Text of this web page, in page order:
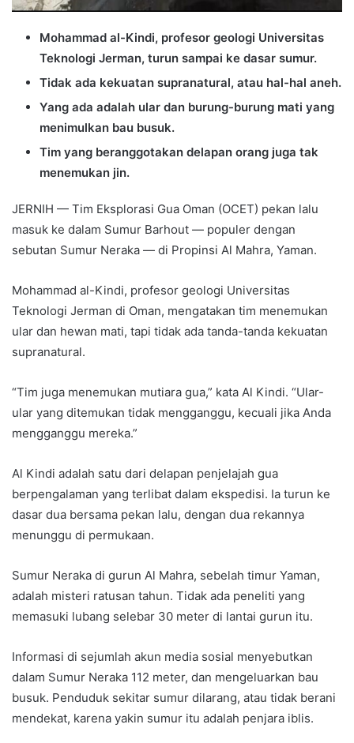
Mohammad al-Kindi, profesor geologi Universitas
Teknologi Jerman, turun sampai ke dasar sumur.
Tidak ada kekuatan supranatural, atau hal-hal aneh.
Yang ada adalah ular dan burung-burung mati yang
menimulkan bau busuk.
Tim yang beranggotakan delapan orang juga tak
menemukan jin.
JERNIH — Tim Eksplorasi Gua Oman (OCET) pekan lalu
masuk ke dalam Sumur Barhout — populer dengan
sebutan Sumur Neraka — di Propinsi Al Mahra, Yaman.
Mohammad al-Kindi, profesor geologi Universitas
Teknologi Jerman di Oman, mengatakan tim menemukan
ular dan hewan mati, tapi tidak ada tanda-tanda kekuatan
supranatural.
“Tim juga menemukan mutiara gua,” kata Al Kindi. “Ular-
ular yang ditemukan tidak mengganggu, kecuali jika Anda
mengganggu mereka.”
Al Kindi adalah satu dari delapan penjelajah gua
berpengalaman yang terlibat dalam ekspedisi. Ia turun ke
dasar dua bersama pekan lalu, dengan dua rekannya
menunggu di permukaan.
Sumur Neraka di gurun Al Mahra, sebelah timur Yaman,
adalah misteri ratusan tahun. Tidak ada peneliti yang
memasuki lubang selebar 30 meter di lantai gurun itu.
Informasi di sejumlah akun media sosial menyebutkan
dalam Sumur Neraka 112 meter, dan mengeluarkan bau
busuk. Penduduk sekitar sumur dilarang, atau tidak berani
mendekat, karena yakin sumur itu adalah penjara iblis.